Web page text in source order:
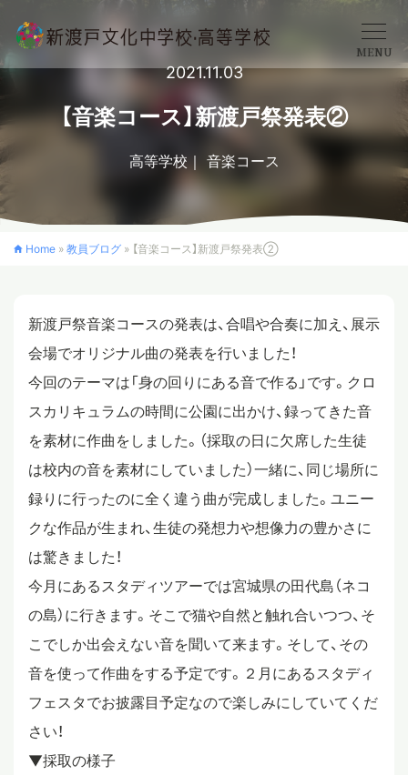
学校概要
高等学校
クロスカリキュラム
スタディツアー
ニュース
教員ブログ
在校生・保護者・卒業生の方へ
MENU
2021.11.03
【音楽コース】新渡戸祭発表②
高等学校 音楽コース
Home » 教員ブログ » 【音楽コース】新渡戸祭発表②
新渡戸祭音楽コースの発表は、合唱や合奏に加え、展示
会場でオリジナル曲の発表を行いました！
今回のテーマは「身の回りにある音で作る」です。クロ
スカリキュラムの時間に公園に出かけ、録ってきた音
を素材に作曲をしました。（採取の日に欠席した生徒
は校内の音を素材にしていました）一緒に、同じ場所に
録りに行ったのに全く違う曲が完成しました。ユニー
クな作品が生まれ、生徒の発想力や想像力の豊かさに
は驚きました！
今月にあるスタディツアーでは宮城県の田代島（ネコ
の島）に行きます。そこで猫や自然と触れ合いつつ、そ
こでしか出会えない音を聞いて来ます。そして、その
音を使って作曲をする予定です。２月にあるスタディ
フェスタでお披露目予定なので楽しみにしていてくだ
さい！
▼採取の様子